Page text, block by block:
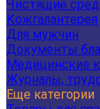
Чистящие
Кожгалантерея
Для мужчин
Документы
Медицинские
Журналы,
Еще категории